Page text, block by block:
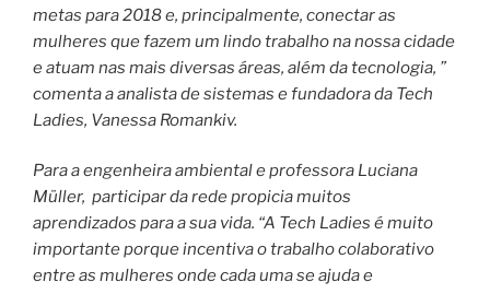
metas para 2018 e, principalmente, conectar as
mulheres que fazem um lindo trabalho na nossa cidade
e atuam nas mais diversas áreas, além da tecnologia, ”
comenta a analista de sistemas e fundadora da Tech
Ladies, Vanessa Romankiv.
Para a engenheira ambiental e professora Luciana
Müller, participar da rede propicia muitos
aprendizados para a sua vida. “A Tech Ladies é muito
importante porque incentiva o trabalho colaborativo
entre as mulheres onde cada uma se ajuda e